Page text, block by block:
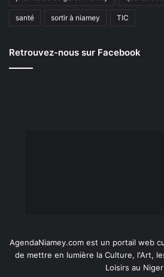
santé sortir à niamey TIC
Retrouvez-nous sur Facebook
AgendaNiamey.com est un portail web
de mettre en lumière la Culture, l'Art,
Loisirs au Niger